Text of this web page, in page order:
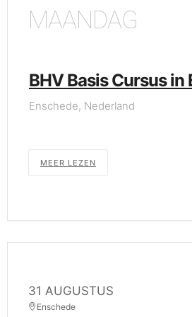
MAANDAG
BHV Basis Cursus in
Enschede, Nederland
MEER LEZEN
31 AUGUSTUS
Enschede